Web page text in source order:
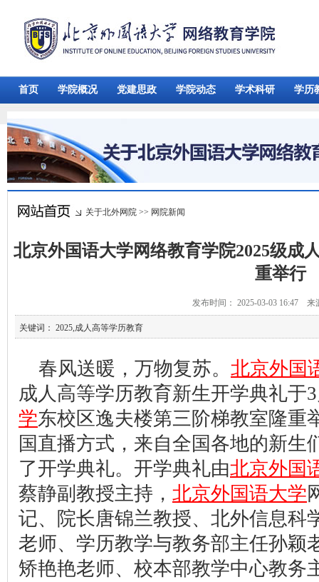
首页 学院概况 党建思政 学院动态 学术科研 学历
关于北外网院 >> 网院新闻
北京外国语大学网络教育学院2025级成
重举行
发布时间： 2025-03-03 16:47
关键词： 2025,成人高等学历教育
春风送暖，万物复苏。 北京外国
成人高等学历教育新生开学典礼于
学东校区逸夫楼第三阶梯教室隆重
国直播方式，来自全国各地的新生
了开学典礼。开学典礼由北京外国
蔡静副教授主持， 北京外国语大学
记、院长唐锦兰教授、北外信息科
老师、学历教学与教务部主任孙颖
矫艳艳老师、校本部教学中心教务